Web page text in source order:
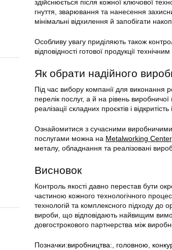
здійснюється після кожної ключової
гнуття, зварювання та нанесення
мінімальні відхилення й запобігати
Особливу увагу приділяють також
відповідності готової продукції
Як обрати надійного
Під час вибору компанії для виконання
перелік послуг, а й на рівень
реалізації складних проєктів і
Ознайомитися з сучасними
послугами можна на Metalworking Center
металу, обладнання та реалізовані
Висновок
Контроль якості давно перестав бути
частиною кожного технологічного
технологій та комплексного підходу до
вироби, що відповідають найвищим
довгострокового партнерства між
Позначки:виробництва:, головною,